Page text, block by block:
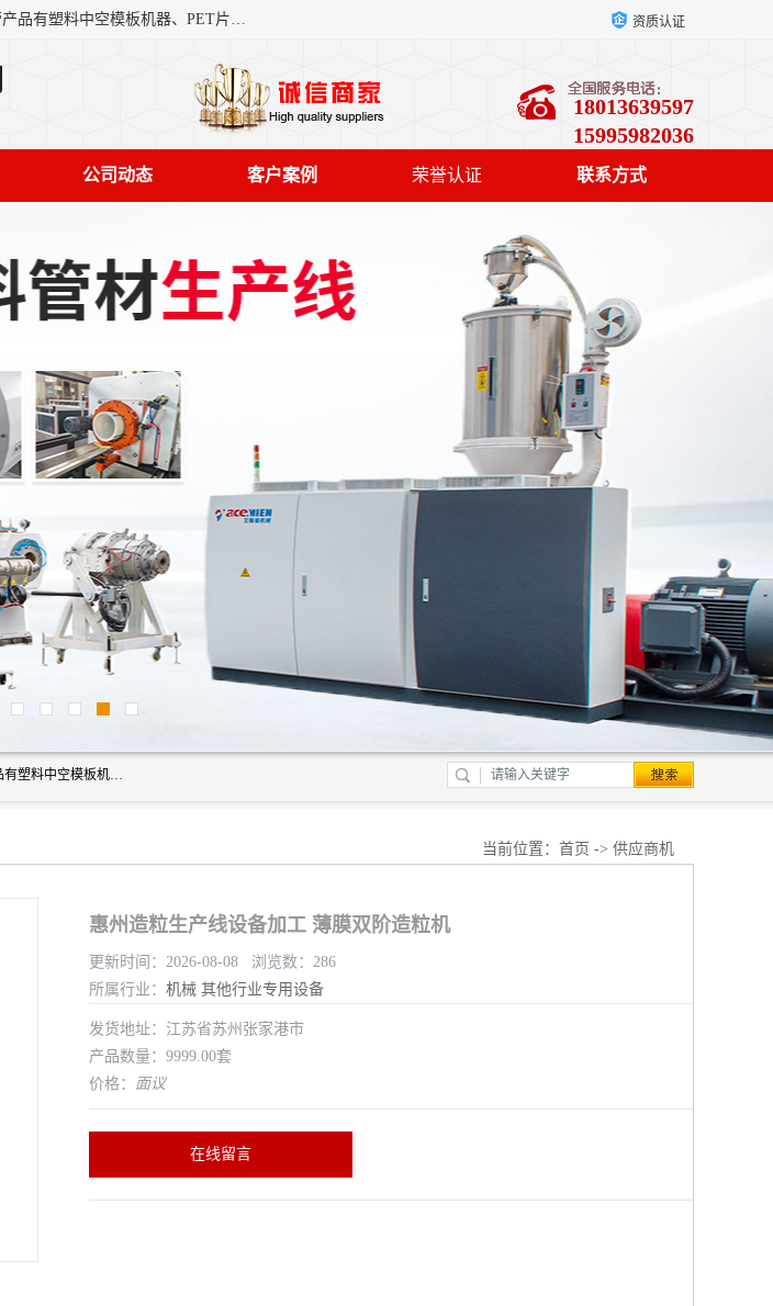
艾斯曼(张家港)技术工程设备有限公司是一家以新型建材生产设备生产制造，公司的主要经营产品有塑料中空模板机器、PET片材设备、可降解餐盒设备、树脂瓦设备、管材生产线、琉璃瓦设备等，艾斯曼机械在国内及国外享有较高盛誉拥有众多长期合作的老客户。 资质认证
18013639597
15995982036
公司动态 客户案例 荣誉认证 联系方式
艾斯曼(张家港)技术工程设备有限公司是一家以新型建材生产设备生产制造，公司的主要经营产品有塑料中空模板机器、PET片材设备、可降解餐盒设备、树脂瓦设备、管材生产线、琉璃瓦设备等，艾斯曼机械在国内及国外享有较高盛誉拥有众多长期合作的老客户。
当前位置： 首页 -> 供应商机
惠州造粒生产线设备加工 薄膜双阶造粒机
更新时间：2026-08-08 浏览数：286
所属行业： 机械 其他行业专用设备
发货地址：江苏省苏州张家港市
产品数量：9999.00套
价格： 面议
在线留言